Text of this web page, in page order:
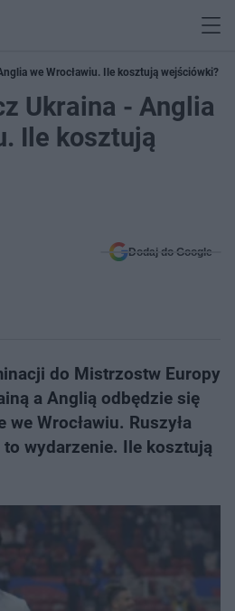
we Wrocławiu. Ile kosztują wejściówki?
Ukraina - Anglia
Ile kosztują
Dodaj do Google
do Mistrzostw Europy
a Anglią odbędzie się
we Wrocławiu. Ruszyła
wydarzenie. Ile kosztują